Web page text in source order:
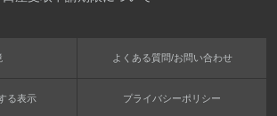
よくある質問/お問い合わせ
る表示 プライバシーポリシー